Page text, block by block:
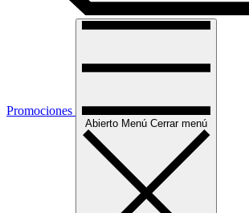
Promociones
Abierto Menú Cerrar menú